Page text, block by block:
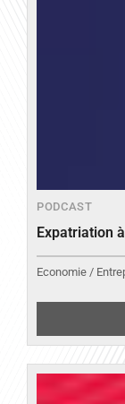
PODCAST
Expatriation
Economie /